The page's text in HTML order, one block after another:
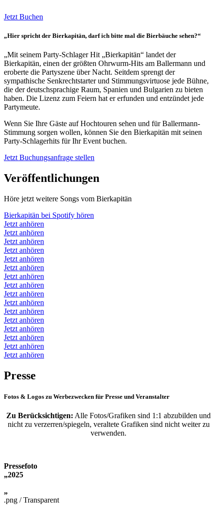
Jetzt Buchen
„Hier spricht der Bierkapitän, darf ich bitte mal die Bierbäuche sehen?“
„Mit seinem Party-Schlager Hit „Bierkapitän“ landet der
Bierkapitän, einen der größten Ohrwurm-Hits am Ballermann und
eroberte die Partyszene über Nacht. Seitdem sprengt der
sympathische Senkrechtstarter und Stimmungsvirtuose jede Bühne,
die der deutschsprachige Raum, Spanien und Bulgarien zu bieten
haben. Die Lizenz zum Feiern hat er erfunden und entzündet jede
Partymeute.
Wenn Sie Ihre Gäste auf Hochtouren sehen und für Ballermann-
Stimmung sorgen wollen, können Sie den Bierkapitän mit seinen
Party-Schlagerhits für Ihr Event buchen.
Jetzt Buchungsanfrage stellen
Veröffentlichungen
Höre jetzt weitere Songs vom Bierkapitän
Bierkapitän bei Spotify hören
Jetzt anhören
Jetzt anhören
Jetzt anhören
Jetzt anhören
Jetzt anhören
Jetzt anhören
Jetzt anhören
Jetzt anhören
Jetzt anhören
Jetzt anhören
Jetzt anhören
Jetzt anhören
Jetzt anhören
Jetzt anhören
Jetzt anhören
Jetzt anhören
Presse
Fotos & Logos zu Werbezwecken für Presse und Veranstalter
Zu Berücksichtigen: Alle Fotos/Grafiken sind 1:1 abzubilden und
nicht zu verzerren/spiegeln, veraltete Grafiken sind nicht weiter zu
verwenden.
Pressefoto
„2025
„
.png / Transparent